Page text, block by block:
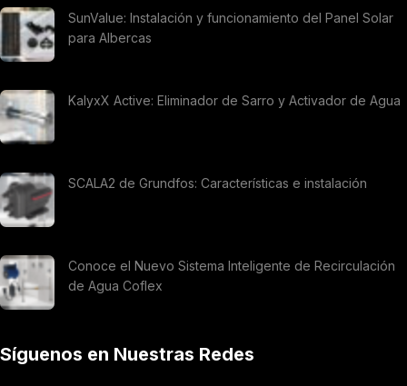
SunValue: Instalación y funcionamiento del Panel Solar
para Albercas
KalyxX Active: Eliminador de Sarro y Activador de Agua
SCALA2 de Grundfos: Características e instalación
Conoce el Nuevo Sistema Inteligente de Recirculación
de Agua Coflex
Síguenos en Nuestras Redes